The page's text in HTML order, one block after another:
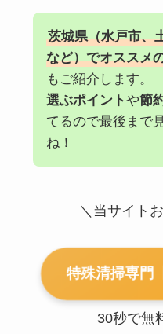
茨城県（水戸市、
など）でオススメ
もご紹介します。
選ぶポイントや節
てるので最後まで
ね！
＼当サイト
特殊清掃専門
30秒で無